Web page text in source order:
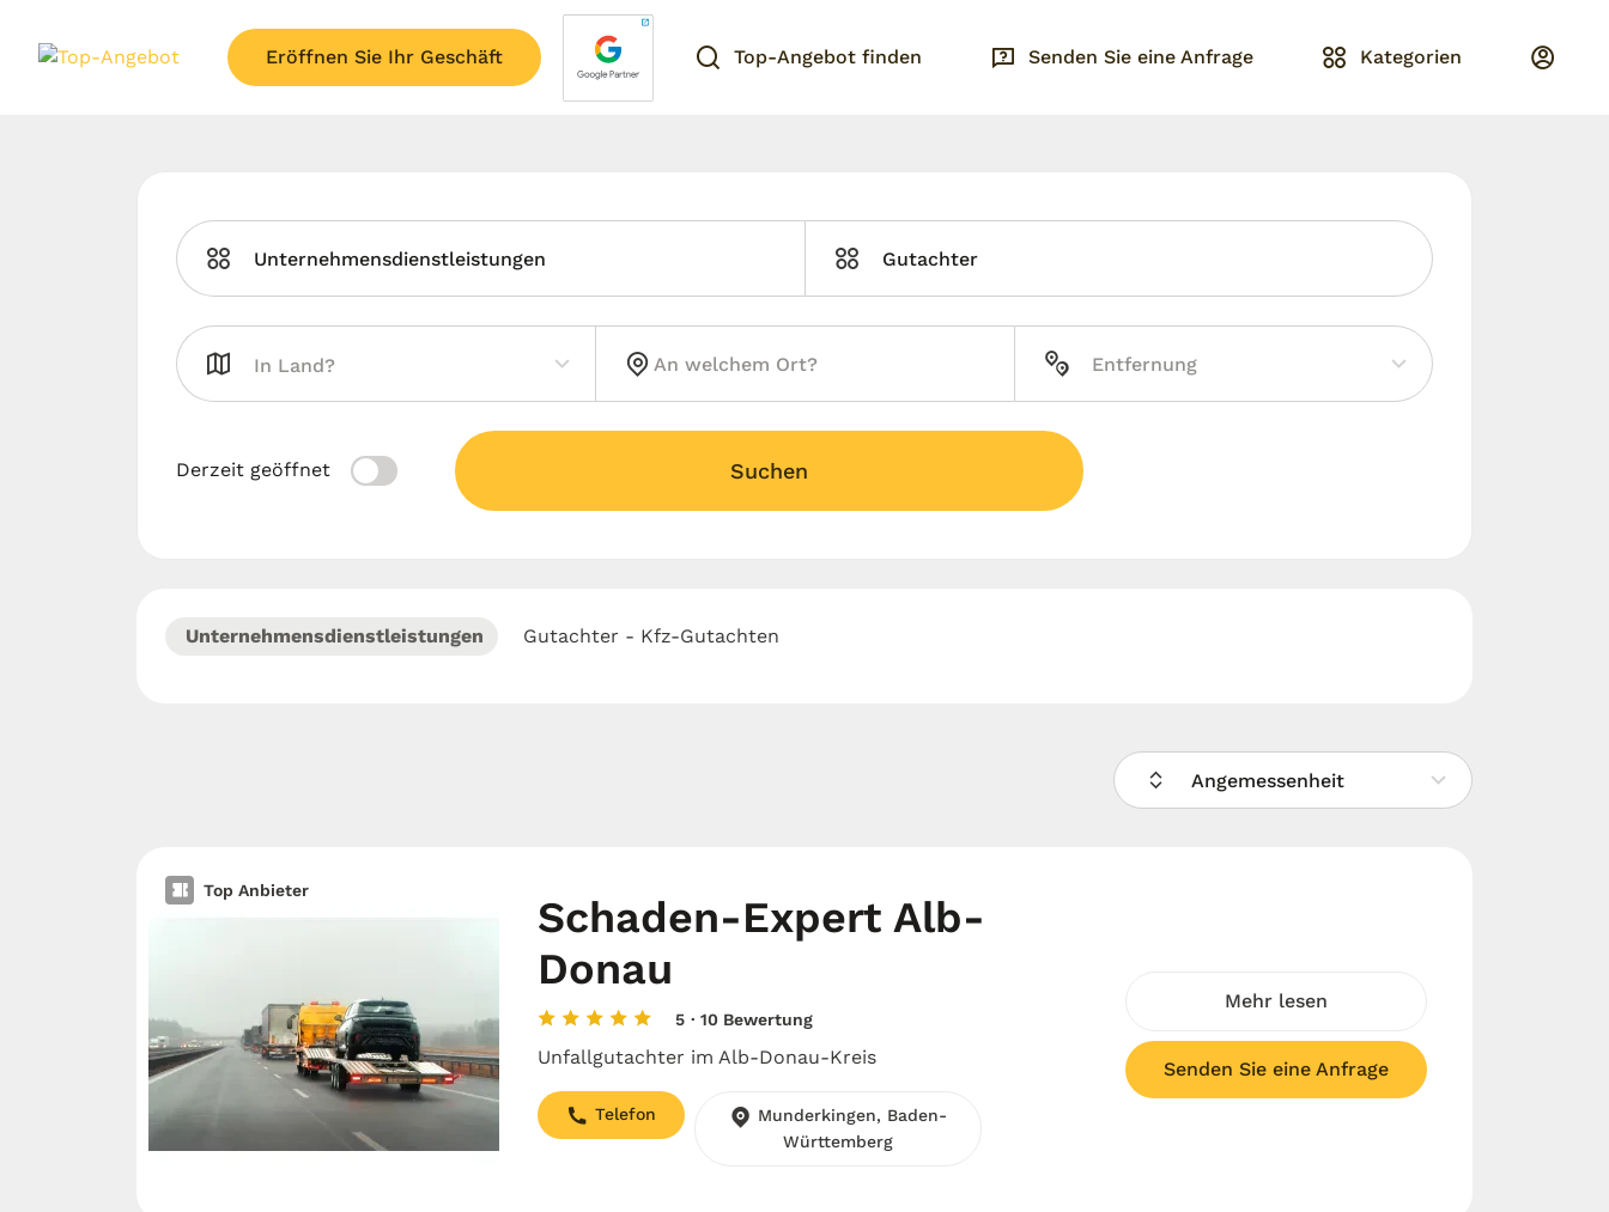
Eröffnen Sie Ihr Geschäft Top-Angebot finden Senden Sie eine Anfrage Kategorien
Unternehmensdienstleistungen Gutachter
Derzeit geöffnet Suchen
Unternehmensdienstleistungen Gutachter - Kfz-Gutachten
Angemessenheit
Top Anbieter
Schaden-Expert Alb-
Donau
5 · 10 Bewertung
Unfallgutachter im Alb-Donau-Kreis
Telefon
Munderkingen, Baden-
Württemberg
Mehr lesen
Senden Sie eine Anfrage